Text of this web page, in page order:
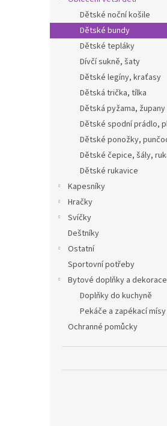
l
Dětské noční košile
Dětské bundy
Dětské tepláky
Dívčí sukně, šaty
Dětské legíny, kraťasy
Dětská trička, tílka
Dětská pyžama, župany
Dětské spodní prádlo,
Dětské ponožky,
Dětské čepice, šály,
Dětské rukavice
Kapesníky
Hračky
Svíčky
Deštníky
Ostatní
Sportovní potřeby
Bytové doplňky a dekorace
Doplňky do kuchyně
Pekáče a zapékací mísy
Ochranné pomůcky